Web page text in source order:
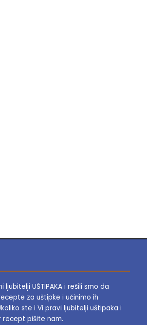
ljubitelji UŠTIPAKA i rešili smo da
za uštipke i učinimo ih
ste i Vi pravi ljubitelji uštipaka i
recept pišite nam.